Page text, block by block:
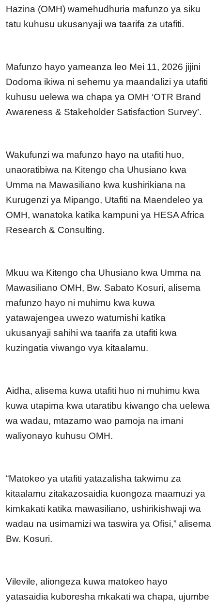
Hazina (OMH) wamehudhuria mafunzo ya siku
tatu kuhusu ukusanyaji wa taarifa za utafiti.
Mafunzo hayo yameanza leo Mei 11, 2026 jijini
Dodoma ikiwa ni sehemu ya maandalizi ya utafiti
kuhusu uelewa wa chapa ya OMH ‘OTR Brand
Awareness & Stakeholder Satisfaction Survey’.
Wakufunzi wa mafunzo hayo na utafiti huo,
unaoratibiwa na Kitengo cha Uhusiano kwa
Umma na Mawasiliano kwa kushirikiana na
Kurugenzi ya Mipango, Utafiti na Maendeleo ya
OMH, wanatoka katika kampuni ya HESA Africa
Research & Consulting.
Mkuu wa Kitengo cha Uhusiano kwa Umma na
Mawasiliano OMH, Bw. Sabato Kosuri, alisema
mafunzo hayo ni muhimu kwa kuwa
yatawajengea uwezo watumishi katika
ukusanyaji sahihi wa taarifa za utafiti kwa
kuzingatia viwango vya kitaalamu.
Aidha, alisema kuwa utafiti huo ni muhimu kwa
kuwa utapima kwa utaratibu kiwango cha uelewa
wa wadau, mtazamo wao pamoja na imani
waliyonayo kuhusu OMH.
“Matokeo ya utafiti yatazalisha takwimu za
kitaalamu zitakazosaidia kuongoza maamuzi ya
kimkakati katika mawasiliano, ushirikishwaji wa
wadau na usimamizi wa taswira ya Ofisi,” alisema
Bw. Kosuri.
Vilevile, aliongeza kuwa matokeo hayo
yatasaidia kuboresha mkakati wa chapa, ujumbe